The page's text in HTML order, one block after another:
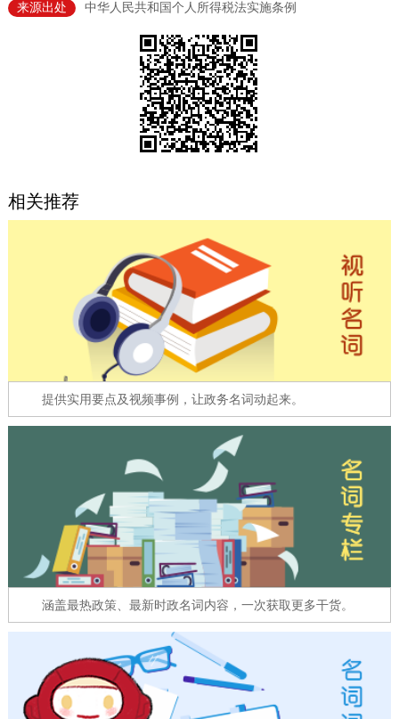
法人服务
利企服务
阳光政务
参与调查 在线访谈 图说互动
走进北京
北京概况 十六区概览
绿色北京 图说北京 视频北京
ENGLISH 한국어 日本語
DEUTSCH FRANÇAIS РУССКИЙ ЯЗЫК
ESPAÑOL العربية PORTUGUÊS
ITALIANO
来源出处
中华人民共和国个人所得税法实施条例
相关推荐
提供实用要点及视频事例，让政务名词动起来。
涵盖最热政策、最新时政名词内容，一次获取更多干货。